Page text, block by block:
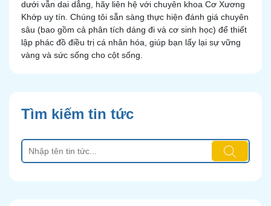
dưới vẫn dai dẳng, hãy liên hệ với chuyên khoa Cơ Xương
Khớp uy tín. Chúng tôi sẵn sàng thực hiện đánh giá chuyên
sâu (bao gồm cả phân tích dáng đi và cơ sinh học) để thiết
lập phác đồ điều trị cá nhân hóa, giúp bạn lấy lại sự vững
vàng và sức sống cho cột sống.
Tìm kiếm tin tức